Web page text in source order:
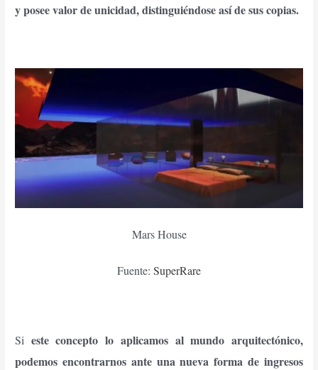
y posee valor de unicidad, distinguiéndose así de sus copias.
Mars House
Fuente: SuperRare
Si este concepto lo aplicamos al mundo arquitectónico,
podemos encontrarnos ante una nueva forma de ingresos